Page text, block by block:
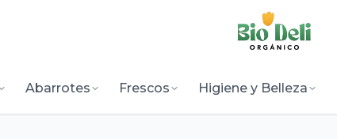
Abarrotes Frescos Higiene y Belleza